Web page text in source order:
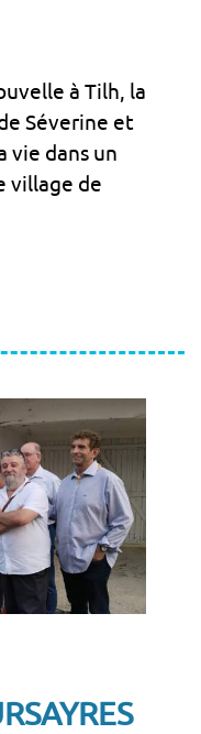
à Tilh, la
Séverine et
vie dans un
village de